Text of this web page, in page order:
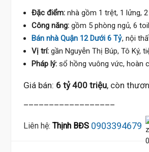
Đặc điểm: nhà gồm 1 trệt, 1 lửng,
Công năng: gồm 5 phòng ngủ, 6
Bán nhà Quận 12 Dưới 6 Tỷ, nội
Vị trí: gần Nguyễn Thị Búp, Tô Ký,
Pháp lý: sổ hồng vuông vức, hoàn
Giá bán: 6 tỷ 400 triệu, còn
Liên hệ: Thịnh BĐS 0903394679